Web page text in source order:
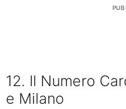
12. Il Numero
e Milano